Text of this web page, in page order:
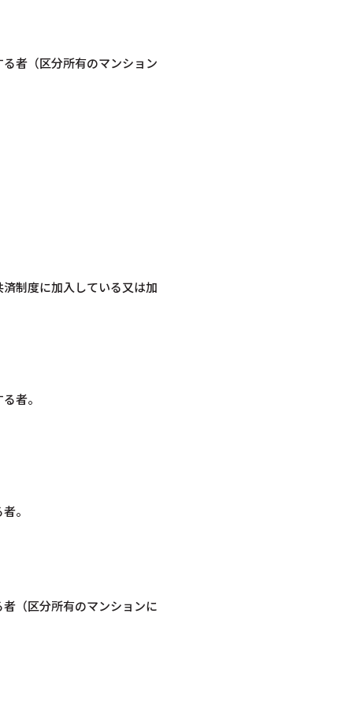
者（区分所有のマンション
制度に加入している又は加
者。
。
（区分所有のマンションに